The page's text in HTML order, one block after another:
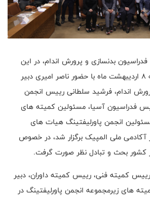
بدنسازی و پرورش اندام، در این
گردهمایی که روز جمعه 8 اردیبهشت ماه با حضور ناصر امیری دبیر
اندام، فرشید سلطانی رییس انجمن
فدراسیون آسیا، مسئولین کمیته های
انجمن پاورلیفتینگ هیات های
آکادمی ملی المپیک برگزار شد، در خصوص
کشور بحث و تبادل نظر صورت گرفت.
کمیته فنی، رییس کمیته داوران، دبیر
های زیرمجموعه انجمن پاورلیفتینگ در